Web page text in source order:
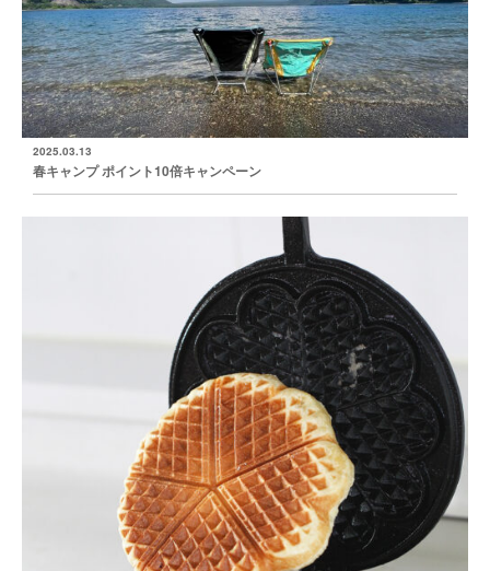
2025.03.13
春キャンプ ポイント10倍キャンペーン